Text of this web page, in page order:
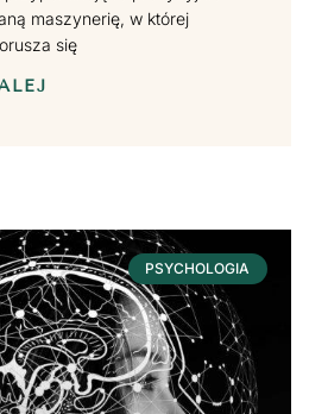
maszynerię, w której
się
PSYCHOLOGIA